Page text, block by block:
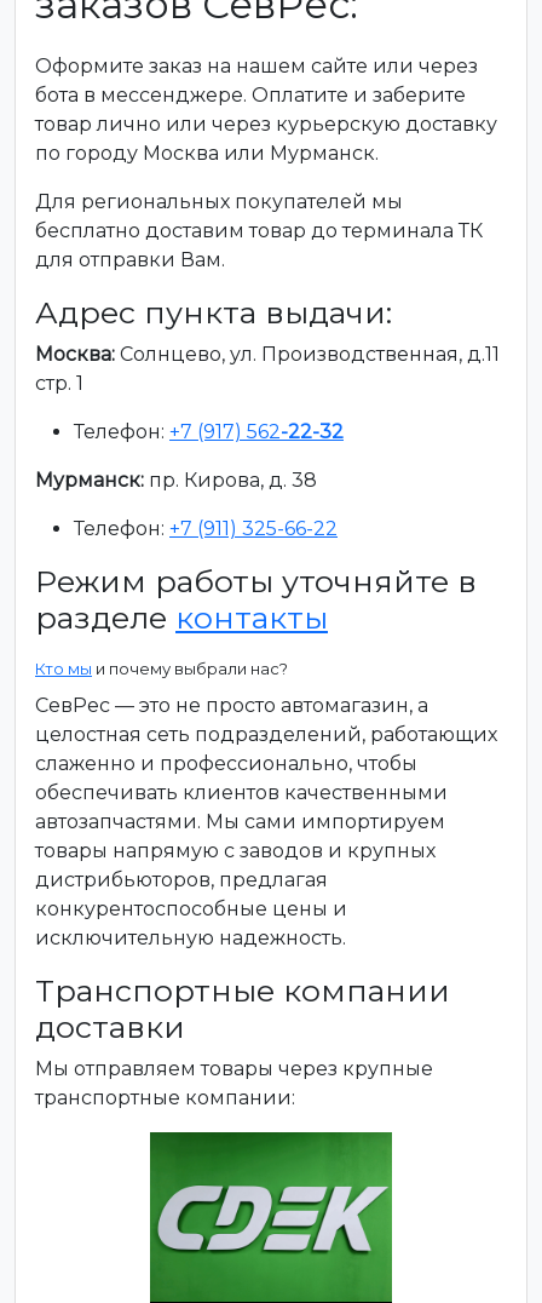
Оформите заказ на нашем сайте или через
бота в мессенджере. Оплатите и заберите
товар лично или через курьерскую доставку
по городу Москва или Мурманск.
Для региональных покупателей мы
бесплатно доставим товар до терминала ТК
для отправки Вам.
Адрес пункта выдачи:
Москва: Солнцево, ул. Производственная, д.11
стр. 1
Телефон: +7 (917) 562-22-32
Мурманск: пр. Кирова, д. 38
Телефон: +7 (911) 325-66-22
Режим работы уточняйте в
разделе контакты
Кто мы и почему выбрали нас?
СевРес — это не просто автомагазин, а
целостная сеть подразделений, работающих
слаженно и профессионально, чтобы
обеспечивать клиентов качественными
автозапчастями. Мы сами импортируем
товары напрямую с заводов и крупных
дистрибьюторов, предлагая
конкурентоспособные цены и
исключительную надежность.
Транспортные компании
доставки
Мы отправляем товары через крупные
транспортные компании: